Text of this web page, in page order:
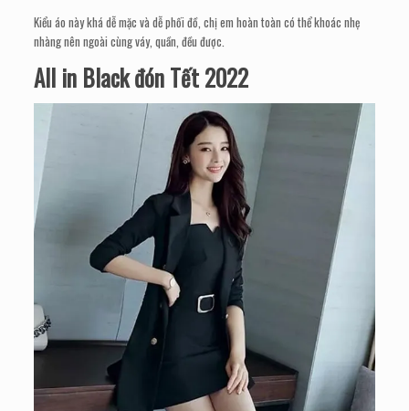
Kiểu áo này khá dễ mặc và dễ phối đồ, chị em hoàn toàn có thể khoác nhẹ
nhàng nên ngoài cùng váy, quần, đều được.
All in Black đón Tết 2022